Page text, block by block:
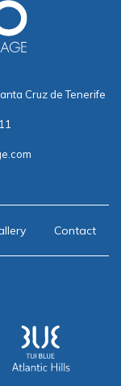
Cruz de Tenerife
Contact